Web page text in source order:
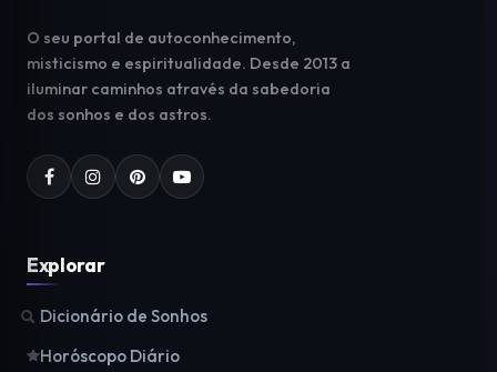
O seu portal de autoconhecimento,
misticismo e espiritualidade. Desde 2013 a
iluminar caminhos através da sabedoria
dos sonhos e dos astros.
Explorar
Dicionário de Sonhos
Horóscopo Diário